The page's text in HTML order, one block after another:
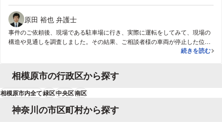
原田 裕也 弁護士
事件のご依頼後、現場である駐車場に行き、実際に運転をしてみて、現場の
構造や見通しを調査しました。その結果、ご相談者様の車両が停止した位置
と衝突地点から、ご相談者様の過失を完全には否定することは難しいことを
し、交渉では、双方が主張する過失相殺が、大きく隔たりがあり、また他の
争点からも、交渉による早期の解決は難しいと判断し、訴訟に移行しまし
た。訴訟では、現場の写真だけでなく、現場の見取り図から、双方の車両の
位置を動きや位置を主張し、前方の車両に大きな過失があることを主張しま
した。その結果、裁判所より、前方の車両が７０％、ご相談者様の車両が３
０％となるような和解案が提示され、事件が解決されました。
駐車場内での
続きを読む
相模原市の行政区から探す
相模原市内全て緑区中央区南区
神奈川の市区町村から探す